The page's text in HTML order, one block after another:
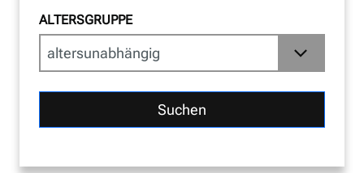
ALTERSGRUPPE
Suchen